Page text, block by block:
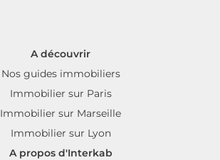
A découvrir
Nos guides immobiliers
Immobilier sur Paris
Immobilier sur Marseille
Immobilier sur Lyon
A propos d'Interkab